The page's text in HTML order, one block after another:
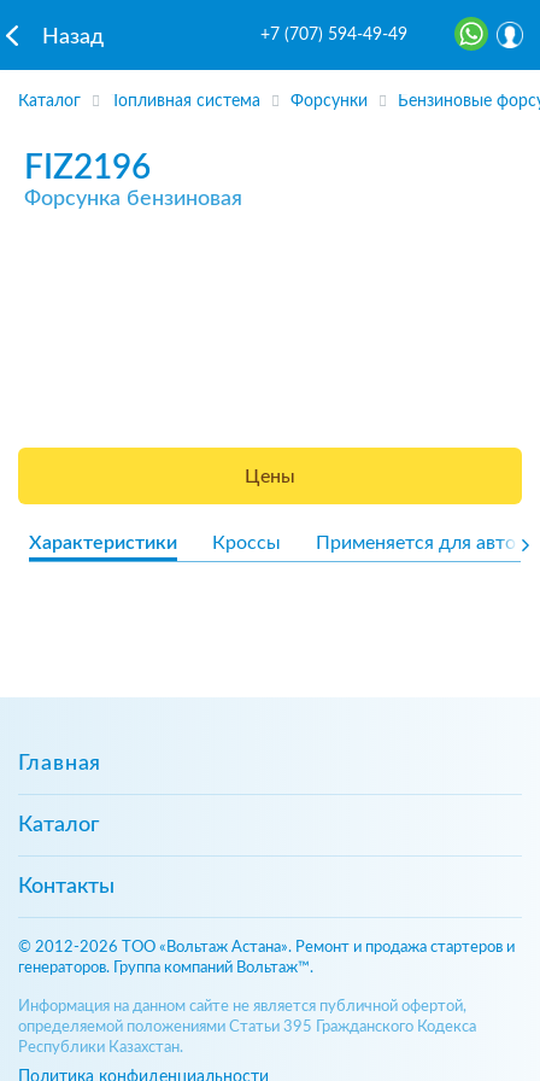
Назад +7 (707) 594-49-49
Каталог Топливная система Форсунки Бензиновые
FIZ2196
Форсунка бензиновая
Цены
Характеристики Кроссы Применяется для авто
Главная
Каталог
Контакты
© 2012-2026 ТОО «Вольтаж Астана». Ремонт и продажа стартеров и
генераторов. Группа компаний Вольтаж™.
Информация на данном сайте не является публичной офертой,
определяемой положениями Статьи 395 Гражданского Кодекса
Республики Казахстан.
Политика конфиденциальности